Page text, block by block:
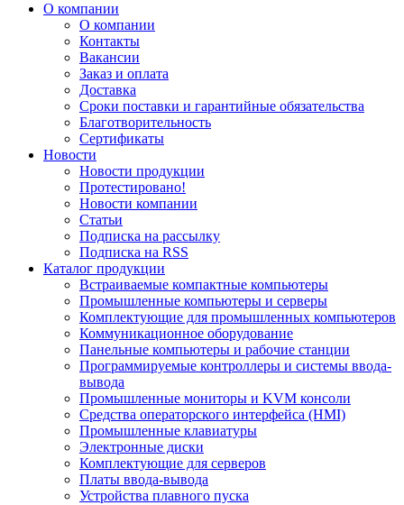
О компании
О компании
Контакты
Вакансии
Заказ и оплата
Доставка
Сроки поставки и гарантийные обязательства
Благотворительность
Сертификаты
Новости
Новости продукции
Протестировано!
Новости компании
Статьи
Подписка на рассылку
Подписка на RSS
Каталог продукции
Встраиваемые компактные компьютеры
Промышленные компьютеры и серверы
Комплектующие для промышленных компьютеров
Коммуникационное оборудование
Панельные компьютеры и рабочие станции
Программируемые контроллеры и системы ввода-
вывода
Промышленные мониторы и KVM консоли
Средства операторского интерфейса (HMI)
Промышленные клавиатуры
Электронные диски
Комплектующие для серверов
Платы ввода-вывода
Устройства плавного пуска